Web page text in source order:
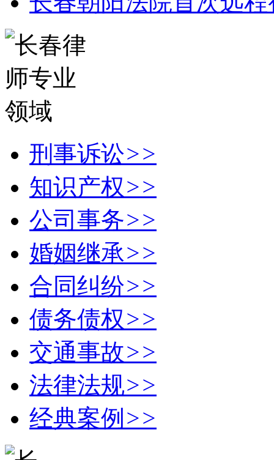
刑事诉讼>>
知识产权>>
公司事务>>
婚姻继承>>
合同纠纷>>
债务债权>>
交通事故>>
法律法规>>
经典案例 >>